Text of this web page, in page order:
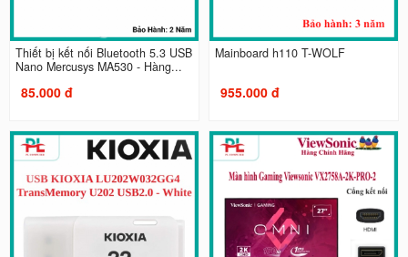
Thiết bị kết nối Bluetooth 5.3 USB
Nano Mercusys MA530 - Hàng...
85.000 đ
Mainboard h110 T-WOLF
955.000 đ